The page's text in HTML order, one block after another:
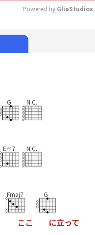
Powered by GliaStudios
G N.C.
Em7 N.C.
Fmaj7
こ こ
G
に立って